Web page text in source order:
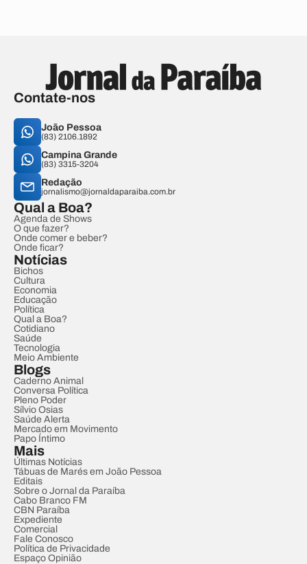
Contate-nos
João Pessoa
(83) 2106.1892
Campina Grande
(83) 3315-3204
Redação
jornalismo@jornaldaparaiba.com.br
Qual a Boa?
Agenda de Shows
O que fazer?
Onde comer e beber?
Onde ficar?
Notícias
Bichos
Cultura
Economia
Educação
Política
Qual a Boa?
Cotidiano
Saúde
Tecnologia
Meio Ambiente
Blogs
Caderno Animal
Conversa Política
Pleno Poder
Sílvio Osias
Saúde Alerta
Mercado em Movimento
Papo Íntimo
Mais
Últimas Notícias
Tábuas de Marés em João Pessoa
Editais
Sobre o Jornal da Paraíba
Cabo Branco FM
CBN Paraíba
Expediente
Comercial
Fale Conosco
Política de Privacidade
Espaço Opinião